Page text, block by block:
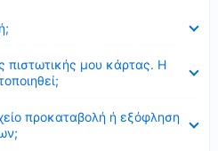
πιστωτικής μου κάρτας. Η
προκαταβολή ή εξόφληση